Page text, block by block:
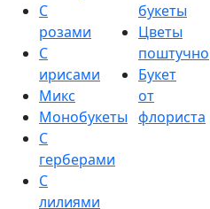
С
розами
С
ирисами
Микс
Монобукеты
С
герберами
С
лилиями
букеты
Цветы
поштучно
Букет
от
флориста